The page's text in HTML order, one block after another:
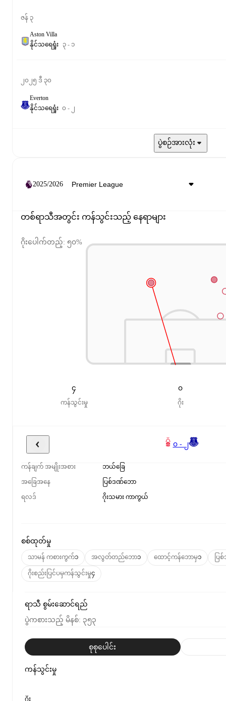
ဇန် ၃
Aston Villa
နိုင်သရေရှုံး ၃ - ၁
၂၀၂၅ ဒီ ၃၀
Everton
နိုင်သရေရှုံး ၀ - ၂
ပွဲစဉ်အားလုံး
2025/2026
တစ်ရာသီအတွင်း ကန်သွင်းသည့် နေရာများ
ဂိုးပေါက်တည့်: ၅၀%
၄
ကန်သွင်းမှု
၀
ဂိုး
၀ - ၂
ကန်ချက် အမျိုးအစား ဘယ်ခြေ
အခြေအနေ ပြစ်ဒဏ်ဘော
ရလဒ် ဂိုးသမား ကာကွယ်
စစ်ထုတ်မှု
သာမန် ကစားကွက်၁ အလွတ်တည်ဘော၁ ထောင့်ကန်ဘောမှ၁ ပြ
ဂိုးစည်းပြင်ပမှကန်သွင်းမှု၄
ရာသီ စွမ်းဆောင်ရည်
ပွဲကစားသည့် မိနစ်: ၃၅၃
စုစုပေါင်း
ကန်သွင်းမှု
ဂိုး